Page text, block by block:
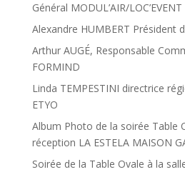
Général MODUL’AIR/LOC’EVENT
Alexandre HUMBERT Président
Arthur AUGÉ, Responsable
FORMIND
Linda TEMPESTINI directrice
ETYO
Album Photo de la soirée Table
réception LA ESTELA MAISON
Soirée de la Table Ovale à la